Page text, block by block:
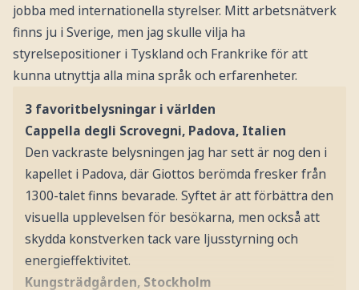
jobba med internationella styrelser. Mitt arbetsnätverk
finns ju i Sverige, men jag skulle vilja ha
styrelsepositioner i Tyskland och Frankrike för att
kunna utnyttja alla mina språk och erfarenheter.
3 favoritbelysningar i världen
Cappella degli Scrovegni, Padova, Italien
Den vackraste belysningen jag har sett är nog den i
kapellet i Padova, därGiottos berömda fresker från
1300-talet finns bevarade. Syftet är att förbättra den
visuella upplevelsen för besökarna, men också att
skydda konstverken tack vare ljusstyrning och
energieffektivitet.
Kungsträdgården, Stockholm